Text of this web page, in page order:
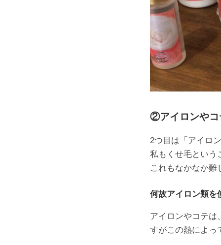
②アイロンやコ
2つ目は「アイロ
私もくせ毛という
これもなかなか難
何故アイロン類を
アイロンやコテは
すがこの熱によっ